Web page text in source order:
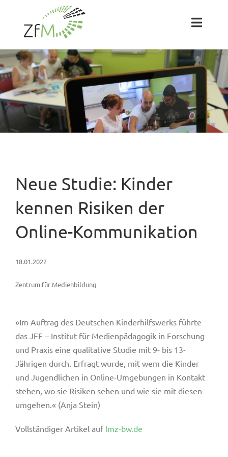
springen
Toggle
Das ZfM
Team
Projekte
Neue Studie: Kinder
kennen Risiken der
Online-Kommunikation
18.01.2022
Zentrum für Medienbildung
»Im Auftrag des Deutschen Kinderhilfswerks führte
das JFF – Institut für Medienpädagogik in Forschung
und Praxis eine qualitative Studie mit 9- bis 13-
Jährigen durch. Erfragt wurde, mit wem die Kinder
und Jugendlichen in Online-Umgebungen in Kontakt
stehen, wo sie Risiken sehen und wie sie mit diesen
umgehen.« (Anja Stein)
Vollständiger Artikel auf lmz-bw.de